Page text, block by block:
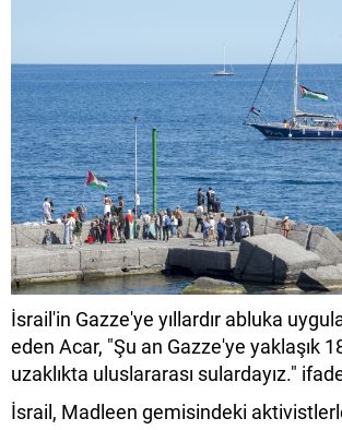
İsrail'in Gazze'ye yıllardır abluka
eden Acar, "Şu an Gazze'ye yaklaşık
uzaklıkta uluslararası sulardayız."
İsrail, Madleen gemisindeki